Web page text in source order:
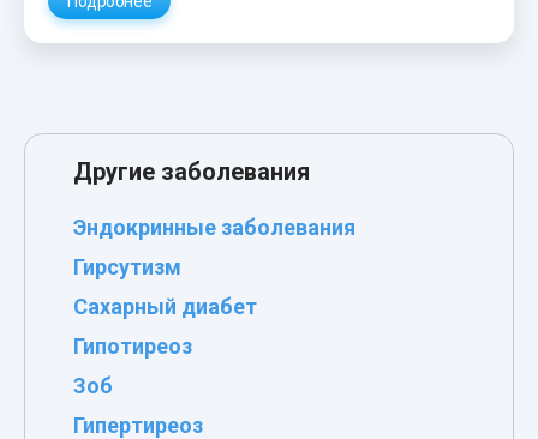
Другие заболевания
Эндокринные заболевания
Гирсутизм
Сахарный диабет
Гипотиреоз
Зоб
Гипертиреоз